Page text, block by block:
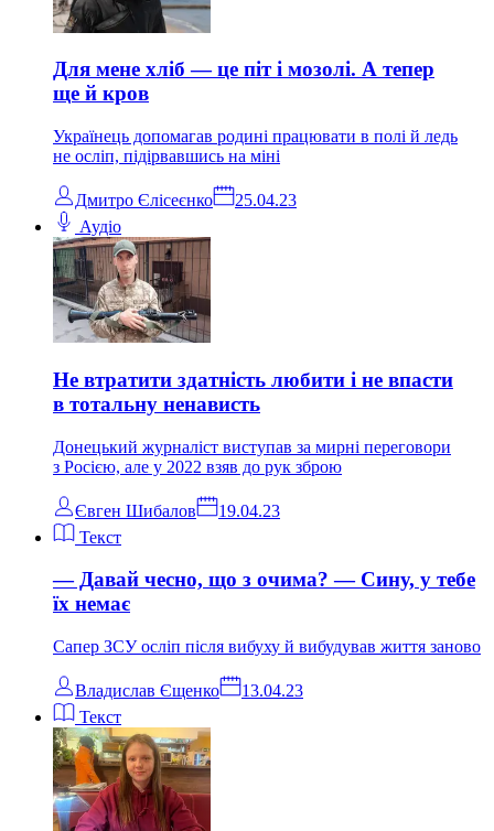
Для мене хліб — це піт і мозолі. А тепер
ще й кров
Українець допомагав родині працювати в полі й ледь
не осліп, підірвавшись на міні
Дмитро Єлісеєнко
25.04.23
Аудіо
Не втратити здатність любити і не впасти
в тотальну ненависть
Донецький журналіст виступав за мирні переговори
з Росією, але у 2022 взяв до рук зброю
Євген Шибалов
19.04.23
Текст
— Давай чесно, що з очима? — Сину, у тебе
їх немає
Сапер ЗСУ осліп після вибуху й вибудував життя заново
Владислав Єщенко
13.04.23
Текст